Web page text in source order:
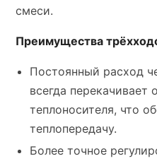
смеси.
Преимущества
Постоянный расход
всегда
теплоносителя, что
теплопередачу.
Более точное